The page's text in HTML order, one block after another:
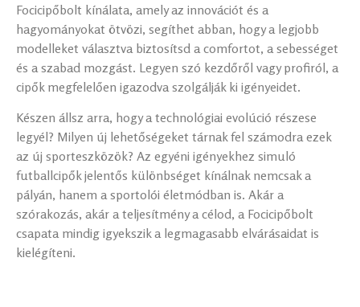
Focicipőbolt kínálata, amely az innovációt és a
hagyományokat ötvözi, segíthet abban, hogy a legjobb
modelleket választva biztosítsd a comfortot, a sebességet
és a szabad mozgást. Legyen szó kezdőről vagy profiról, a
cipők megfelelően igazodva szolgálják ki igényeidet.
Készen állsz arra, hogy a technológiai evolúció részese
legyél? Milyen új lehetőségeket tárnak fel számodra ezek
az új sporteszközök? Az egyéni igényekhez simuló
futballcipők jelentős különbséget kínálnak nemcsak a
pályán, hanem a sportolói életmódban is. Akár a
szórakozás, akár a teljesítmény a célod, a Focicipőbolt
csapata mindig igyekszik a legmagasabb elvárásaidat is
kielégíteni.